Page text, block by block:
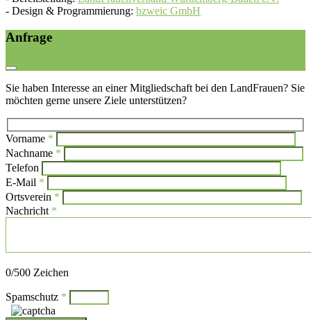
- Design & Programmierung: bzweic GmbH
Anfrage
Sie haben Interesse an einer Mitgliedschaft bei den LandFrauen? Sie
möchten gerne unsere Ziele unterstützen?
Vorname *
Nachname *
Telefon
Bitte
E-Mail *
Ortsverein *
Nachricht *
0/500 Zeichen
Spamschutz *